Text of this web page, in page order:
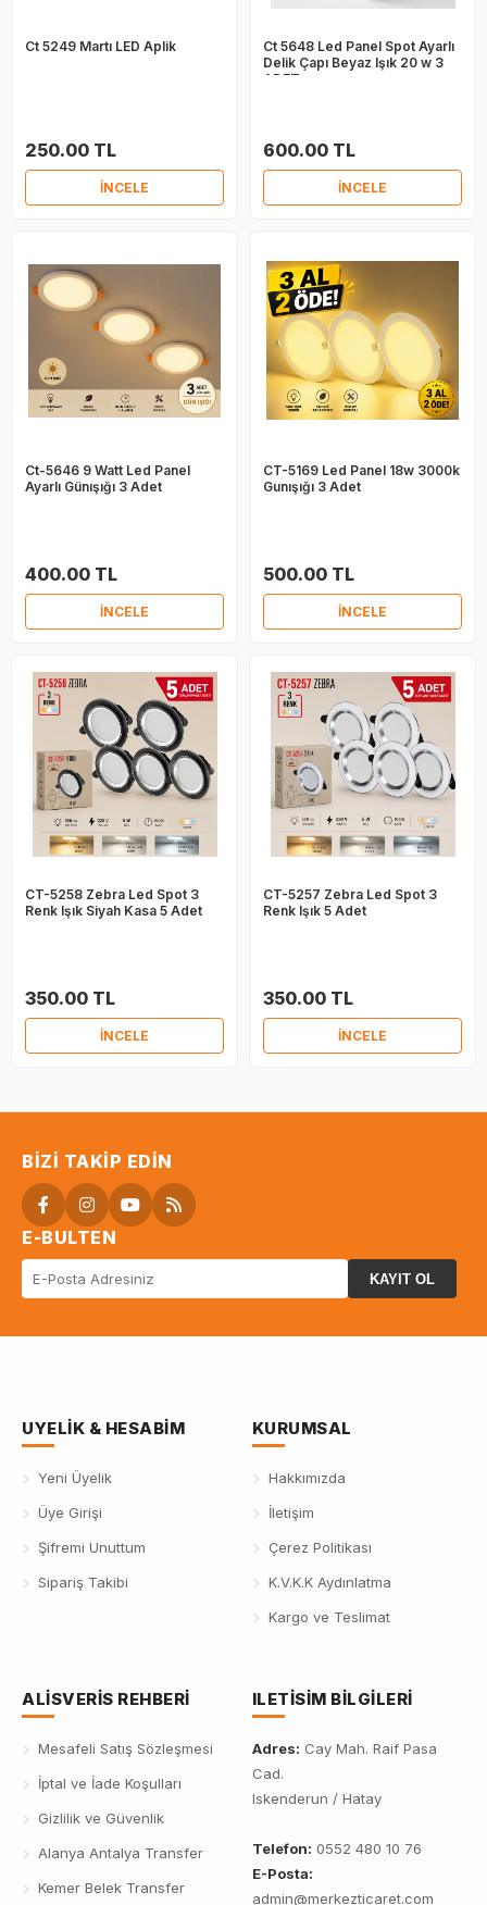
Ct 5249 Martı LED Aplik
250.00 TL
İNCELE
Ct 5648 Led Panel Spot Ayarlı
Delik Çapı Beyaz Işık 20 w 3
ADET
600.00 TL
İNCELE
Ct-5646 9 Watt Led Panel
Ayarlı Günışığı 3 Adet
400.00 TL
İNCELE
CT-5169 Led Panel 18w 3000k
Gunışığı 3 Adet
500.00 TL
İNCELE
CT-5258 Zebra Led Spot 3
Renk Işık Siyah Kasa 5 Adet
350.00 TL
İNCELE
CT-5257 Zebra Led Spot 3
Renk Işık 5 Adet
350.00 TL
İNCELE
BIZI TAKIP EDIN
E-BULTEN
KAYIT OL
UYELIK & HESABIM
Yeni Üyelik
Üye Girişi
Şifremi Unuttum
Sipariş Takibi
KURUMSAL
Hakkımızda
İletişim
Çerez Politikası
K.V.K.K Aydınlatma
Kargo ve Teslimat
ALISVERIS REHBERI
Mesafeli Satış Sözleşmesi
İptal ve İade Koşulları
Gizlilik ve Güvenlik
Alanya Antalya Transfer
Kemer Belek Transfer
ILETISIM BILGILERI
Adres: Cay Mah. Raif Pasa
Cad.
Iskenderun / Hatay
Telefon: 0552 480 10 76
E-Posta:
admin@merkezticaret.com